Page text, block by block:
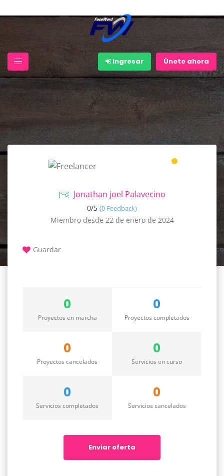
Ingresar Únete ahora
Jonathan joel Palavecino
0/5 (0 Feedback)
Miembro desde 22 de enero de 2024
Guardar
0
Proyectos en marcha
0
Proyectos completados
0
Proyectos cancelados
0
Servicios en curso
0
Servicios completados
0
Servicios cancelados
Enviar oferta